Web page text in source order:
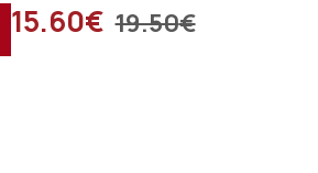
19.50€
15.60€